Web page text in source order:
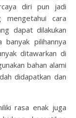
diri pun jadi
cara
dapat dilakukan
pilihannya
ditawarkan di
bahan alami
didapatkan dan
rasa enak juga